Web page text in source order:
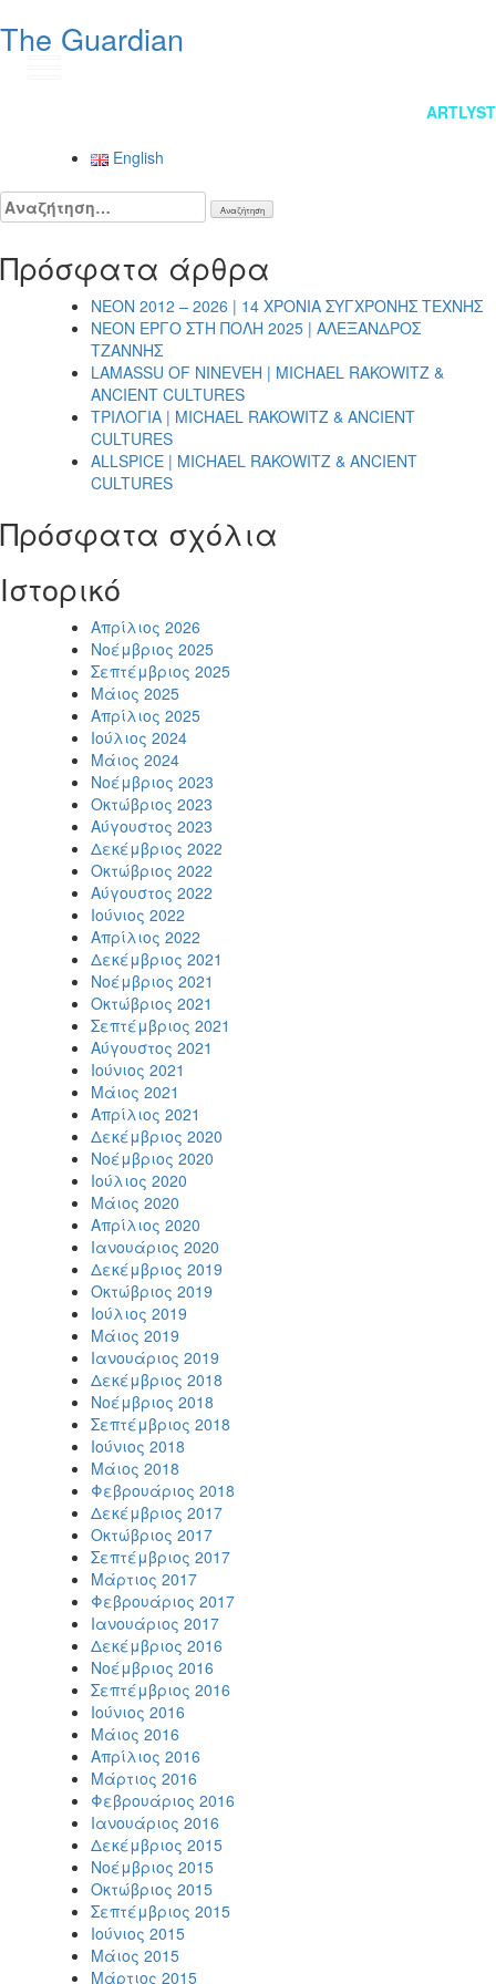
The Guardian
άρθρων
ARTLYST
English
Αναζήτηση
για:
Πρόσφατα άρθρα
NEON 2012 – 2026 | 14 ΧΡΟΝΙΑ ΣΥΓΧΡΟΝΗΣ ΤΕΧΝΗΣ
NEON ΕΡΓΟ ΣΤΗ ΠΟΛΗ 2025 | ΑΛΕΞΑΝΔΡΟΣ
ΤΖΑΝΝΗΣ
LAMASSU OF NINEVEH | MICHAEL RAKOWITZ &
ANCIENT CULTURES
ΤΡΙΛΟΓΙΑ | MICHAEL RAKOWITZ & ANCIENT
CULTURES
ALLSPICE | MICHAEL RAKOWITZ & ANCIENT
CULTURES
Πρόσφατα σχόλια
Ιστορικό
Απρίλιος 2026
Νοέμβριος 2025
Σεπτέμβριος 2025
Μάιος 2025
Απρίλιος 2025
Ιούλιος 2024
Μάιος 2024
Νοέμβριος 2023
Οκτώβριος 2023
Αύγουστος 2023
Δεκέμβριος 2022
Οκτώβριος 2022
Αύγουστος 2022
Ιούνιος 2022
Απρίλιος 2022
Δεκέμβριος 2021
Νοέμβριος 2021
Οκτώβριος 2021
Σεπτέμβριος 2021
Αύγουστος 2021
Ιούνιος 2021
Μάιος 2021
Απρίλιος 2021
Δεκέμβριος 2020
Νοέμβριος 2020
Ιούλιος 2020
Μάιος 2020
Απρίλιος 2020
Ιανουάριος 2020
Δεκέμβριος 2019
Οκτώβριος 2019
Ιούλιος 2019
Μάιος 2019
Ιανουάριος 2019
Δεκέμβριος 2018
Νοέμβριος 2018
Σεπτέμβριος 2018
Ιούνιος 2018
Μάιος 2018
Φεβρουάριος 2018
Δεκέμβριος 2017
Οκτώβριος 2017
Σεπτέμβριος 2017
Μάρτιος 2017
Φεβρουάριος 2017
Ιανουάριος 2017
Δεκέμβριος 2016
Νοέμβριος 2016
Σεπτέμβριος 2016
Ιούνιος 2016
Μάιος 2016
Απρίλιος 2016
Μάρτιος 2016
Φεβρουάριος 2016
Ιανουάριος 2016
Δεκέμβριος 2015
Νοέμβριος 2015
Οκτώβριος 2015
Σεπτέμβριος 2015
Ιούνιος 2015
Μάιος 2015
Μάρτιος 2015